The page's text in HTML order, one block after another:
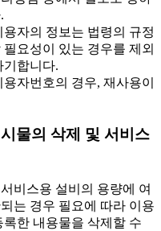
자의 정보는 법령의 규정
요성이 있는 경우를 제외
기합니다.
자번호의 경우, 재사용이
물의 삭제 및 서비스
비스용 설비의 용량에 여
는 경우 필요에 따라 이용
한 내용물을 삭제할 수